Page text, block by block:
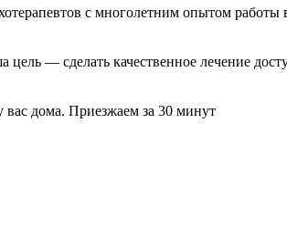
с многолетним опытом работы
— сделать качественное лечение
вас дома. Приезжаем за 30 минут